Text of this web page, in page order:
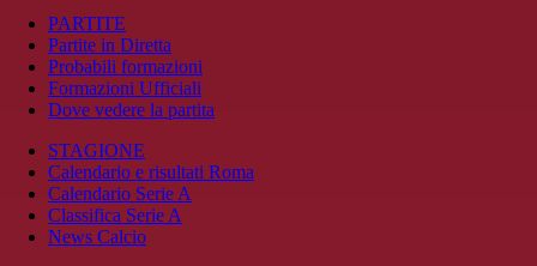
PARTITE
Partite in Diretta
Probabili formazioni
Formazioni Ufficiali
Dove vedere la partita
STAGIONE
Calendario e risultati Roma
Calendario Serie A
Classifica Serie A
News Calcio